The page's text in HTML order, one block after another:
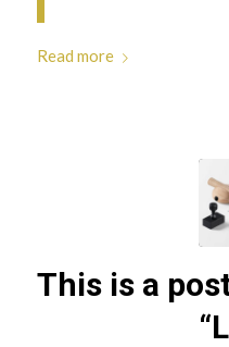
Read more
This is a